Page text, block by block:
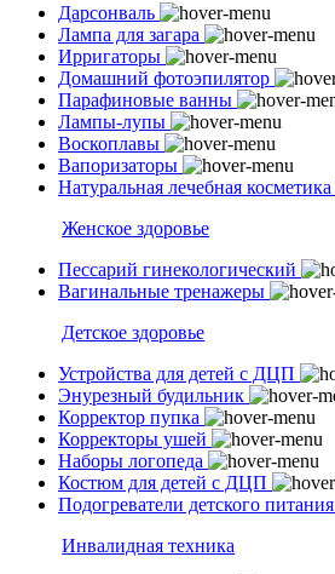
Дарсонваль
Лампа для загара
Ирригаторы
Домашний фотоэпилятор
Парафиновые ванны
Лампы-лупы
Воскоплавы
Вапоризаторы
Натуральная лечебная косметика
Женское здоровье
Пессарий гинекологический
Вагинальные тренажеры
Детское здоровье
Устройства для детей с ДЦП
Энурезный будильник
Корректор пупка
Корректоры ушей
Наборы логопеда
Костюм для детей с ДЦП
Подогреватели детского питания
Инвалидная техника